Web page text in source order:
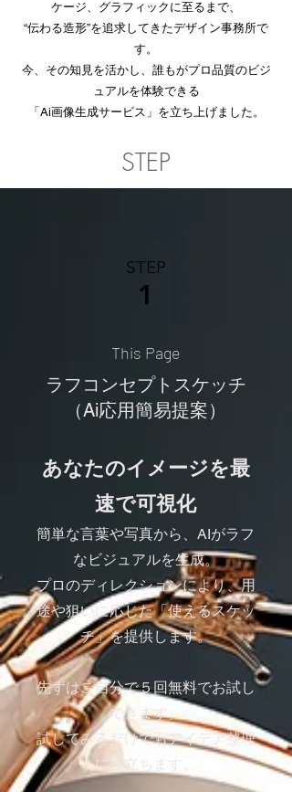
ケージ、グラフィックに至るまで、
“伝わる造形”を追求してきたデザイン事務所で
す。
今、その知見を活かし、誰もがプロ品質のビジ
ュアルを体験できる
「Ai画像生成サービス」を立ち上げました。
STEP
STEP
1
This Page
ラフコンセプトスケッチ
​（Ai応用簡易提案）
あなたのイメージを最
速で可視化​
簡単な言葉や写真から、AIがラフ
なビジュアルを生成。
プロのディレクションにより、用
途や狙いに応じた「使えるスケッ
チ」を提供します。
先ずはご自分で５回無料でお試し
できます。
​試してみるだけでもアイデア整理
に役立ちます。